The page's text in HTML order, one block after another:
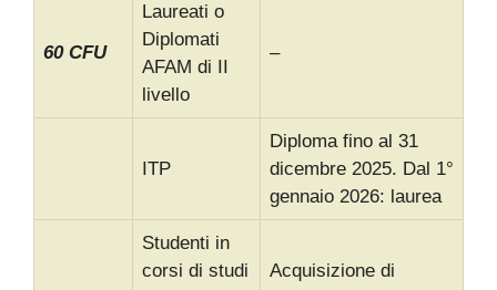
60 CFU
Laureati o
Diplomati
AFAM di II
livello
–
ITP
Diploma fino al 31
dicembre 2025. Dal 1°
gennaio 2026: laurea
Studenti in
corsi di studi
Acquisizione di